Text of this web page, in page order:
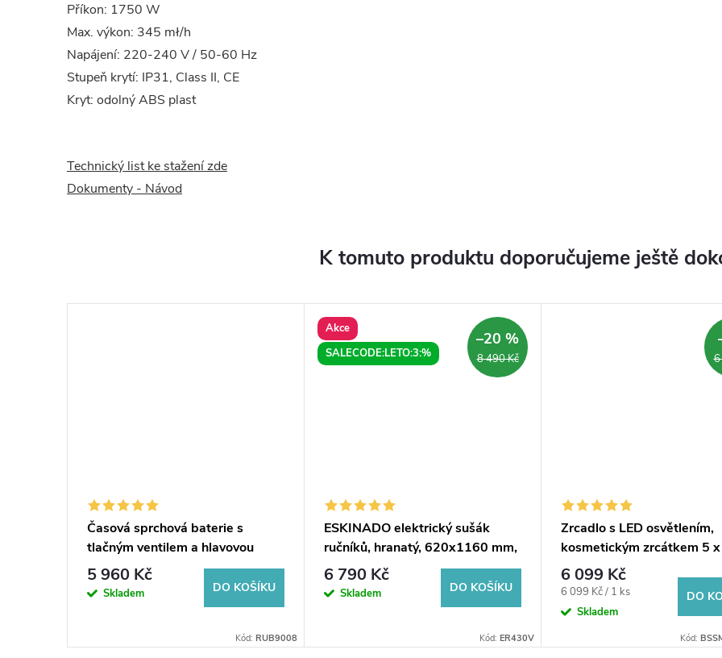
Příkon: 1750 W
Max. výkon: 345 mł/h
Napájení: 220-240 V / 50-60 Hz
Stupeň krytí: IP31, Class II, CE
Kryt: odolný ABS plast
Technický list ke stažení zde
Dokumenty - Návod
K tomuto produktu doporučujeme ještě
Časová sprchová baterie s
tlačným ventilem a hlavovou
sprchou, rozteč 150 mm
5 960 Kč
Skladem DO KOŠÍKU
Kód: RUB9008
Akce
SALECODE:LETO:3:%
8 490 Kč
–20 %
ESKINADO elektrický sušák
ručníků, hranatý, 620x1160 mm,
120 W, nerez lesk
6 790 Kč
Skladem DO KOŠÍKU
Kód: ER430V
6
Zrcadlo s LED osvětlením,
kosmetickým zrcátkem 5 x
zoom, 700 x 1000 mm,
nastavitelná teplota barvy
6 099 Kč
Měrná
cena:
6 099 Kč / 1 ks
Skladem
DO
Kód: